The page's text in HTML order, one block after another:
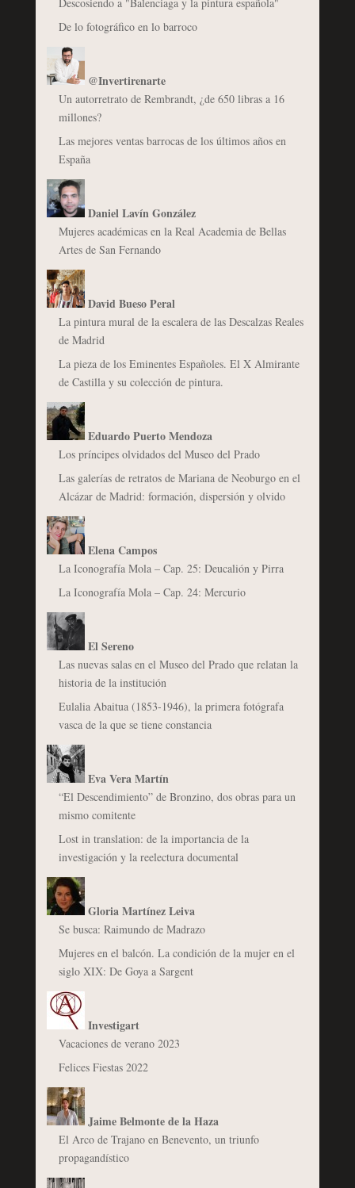
De lo fotográfico en lo barroco
@Invertirenarte
Un autorretrato de Rembrandt, ¿de 650 libras a 16
millones?
Las mejores ventas barrocas de los últimos años en
España
Daniel Lavín González
Mujeres académicas en la Real Academia de Bellas
Artes de San Fernando
David Bueso Peral
La pintura mural de la escalera de las Descalzas Reales
de Madrid
La pieza de los Eminentes Españoles. El X Almirante
de Castilla y su colección de pintura.
Eduardo Puerto Mendoza
Los príncipes olvidados del Museo del Prado
Las galerías de retratos de Mariana de Neoburgo en el
Alcázar de Madrid: formación, dispersión y olvido
Elena Campos
La Iconografía Mola – Cap. 25: Deucalión y Pirra
La Iconografía Mola – Cap. 24: Mercurio
El Sereno
Las nuevas salas en el Museo del Prado que relatan la
historia de la institución
Eulalia Abaitua (1853-1946), la primera fotógrafa
vasca de la que se tiene constancia
Eva Vera Martín
“El Descendimiento” de Bronzino, dos obras para un
mismo comitente
Lost in translation: de la importancia de la
investigación y la reelectura documental
Gloria Martínez Leiva
Se busca: Raimundo de Madrazo
Mujeres en el balcón. La condición de la mujer en el
siglo XIX: De Goya a Sargent
Investigart
Vacaciones de verano 2023
Felices Fiestas 2022
Jaime Belmonte de la Haza
El Arco de Trajano en Benevento, un triunfo
propagandístico